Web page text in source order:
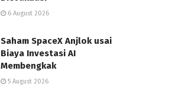
6 August 2026
Saham SpaceX Anjlok usai
Biaya Investasi AI
Membengkak
5 August 2026